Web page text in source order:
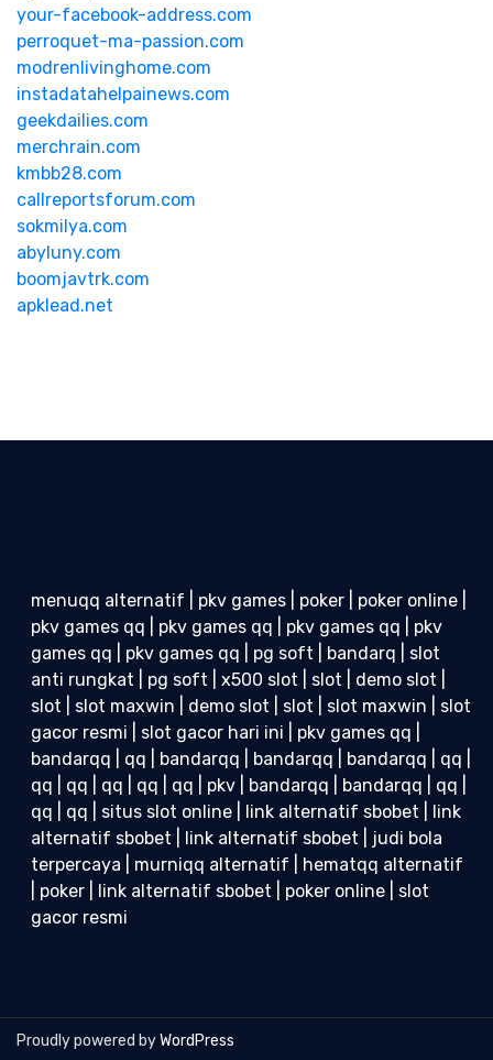
your-facebook-address.com
perroquet-ma-passion.com
modrenlivinghome.com
instadatahelpainews.com
geekdailies.com
merchrain.com
kmbb28.com
callreportsforum.com
sokmilya.com
abyluny.com
boomjavtrk.com
apklead.net
menuqq alternatif pkv games poker poker online
pkv games qq
pkv games qq pkv games qq
pkv
games qq
pkv games qq pg soft bandarq
slot
anti rungkat
pg soft |x500 slot slot demo slot
slot
slot maxwin demo slot slot slot maxwin
slot
gacor resmi
slot gacor hari ini pkv games qq
bandarqq
qq bandarqq bandarqq bandarqq qq
qq
qq qq qq qq pkv bandarqq bandarqq qq
qq
qq situs slot online link alternatif sbobet
link
alternatif sbobet
link alternatif sbobet
judi bola
terpercaya
murniqq alternatif
hematqq alternatif
poker link alternatif sbobet poker online
slot
gacor resmi
Proudly powered byWordPress